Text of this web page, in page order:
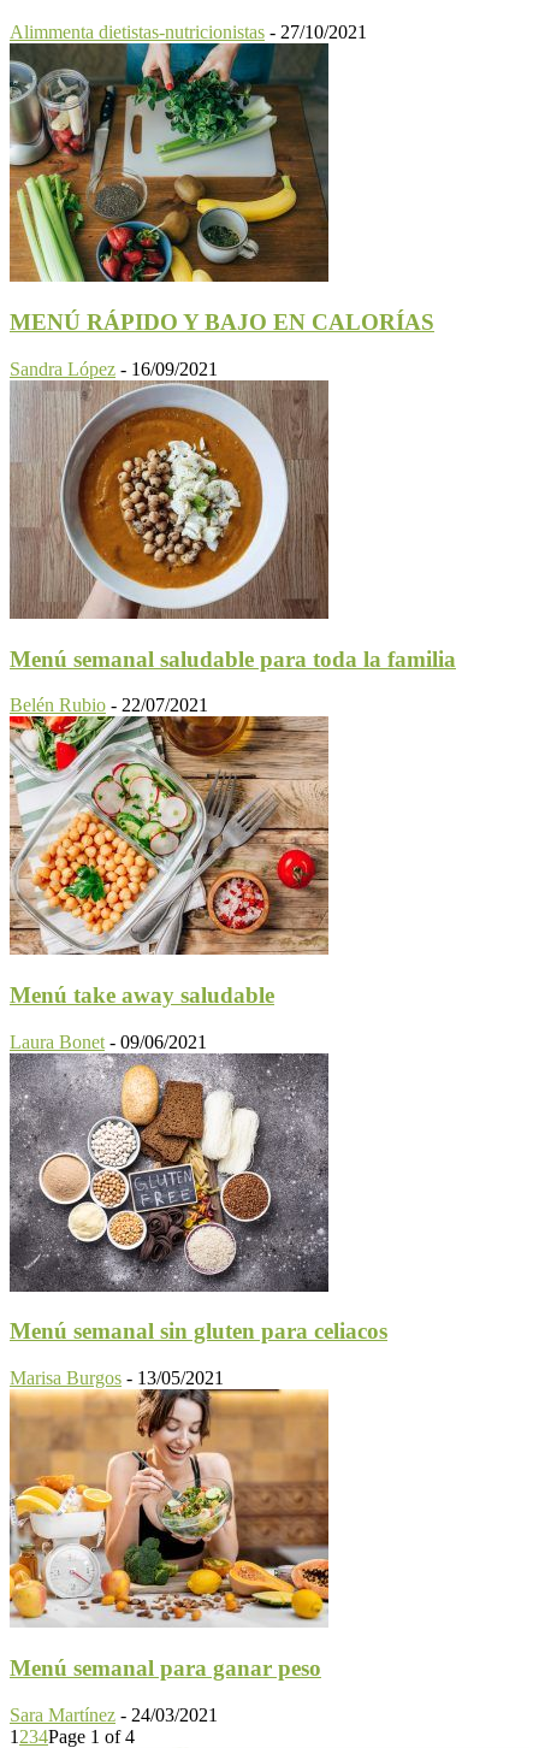
Alimmenta dietistas-nutricionistas - 27/10/2021
MENÚ RÁPIDO Y BAJO EN CALORÍAS
Sandra López - 16/09/2021
Menú semanal saludable para toda la familia
Belén Rubio - 22/07/2021
Menú take away saludable
Laura Bonet - 09/06/2021
Menú semanal sin gluten para celiacos
Marisa Burgos - 13/05/2021
Menú semanal para ganar peso
Sara Martínez - 24/03/2021
1 234Page 1 of 4